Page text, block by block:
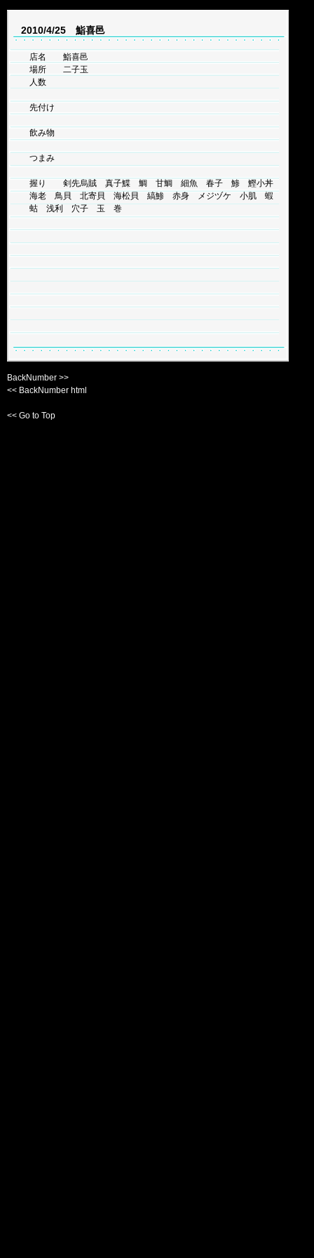
2010/4/25 鮨喜邑
店名 鮨喜邑
場所 二子玉
人数
先付け
飲み物
つまみ
握り 剣先烏賊 真子鰈 鯛 甘鯛 細魚 春子 鯵 鰹小丼
海老 鳥貝 北寄貝 海松貝 縞鯵 赤身 メジヅケ 小肌 蝦
蛄 浅利 穴子 玉 巻
BackNumber >>
<< BackNumber html
<< Go to Top